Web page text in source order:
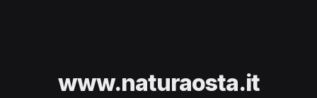
www.naturaosta.it